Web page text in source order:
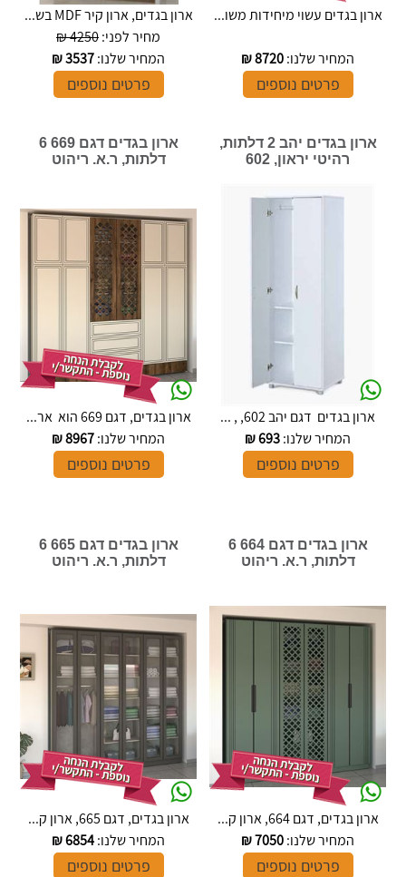
ארון בגדים עשוי מיחידות משו...
המחיר שלנו:8720
₪
פרטים נוספים
ארון בגדים, ארון קיר MDF בש...
מחיר לפני:4250 ₪
המחיר שלנו:3537
₪
פרטים נוספים
ארון בגדים יהב 2 דלתות,
רהיטי יראון, 602
ארון בגדים דגם יהב 602, , ...
המחיר שלנו:693
₪
פרטים נוספים
ארון בגדים דגם 669 6
דלתות, ר.א. ריהוט
ארון בגדים, דגם 669 הוא אר...
המחיר שלנו:8967
₪
פרטים נוספים
ארון בגדים דגם 664 6
דלתות, ר.א. ריהוט
ארון בגדים, דגם 664, ארון ק...
המחיר שלנו:7050
₪
פרטים נוספים
ארון בגדים דגם 665 6
דלתות, ר.א. ריהוט
ארון בגדים, דגם 665, ארון ק...
המחיר שלנו:6854
₪
פרטים נוספים